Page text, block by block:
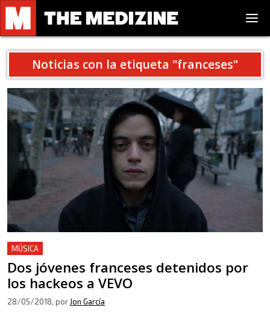
Noticias con la etiqueta "franceses"
MÚSICA
Dos jóvenes franceses detenidos por
los hackeos a VEVO
28/05/2018, por Jon García